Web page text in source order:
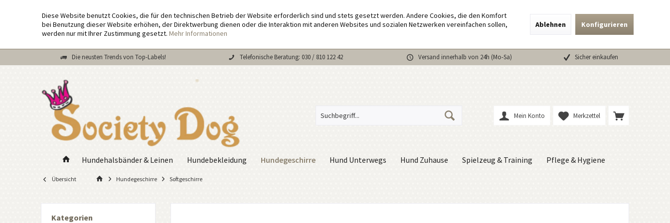
Diese Website benutzt Cookies, die für den technischen Betrieb der Website erforderlich sind und stets gesetzt werden. Andere Cookies, die den Komfort
bei Benutzung dieser Website erhöhen, der Direktwerbung dienen oder die Interaktion mit anderen Websites und sozialen Netzwerken vereinfachen sollen,
werden nur mit Ihrer Zustimmung gesetzt. Mehr Informationen
Ablehnen Konfigurieren
Die neusten Trends von Top-Labels! Telefonische Beratung: 030 / 810 122 42 Versand innerhalb von 24h (Mo-Sa) Sicher einkaufen
Merkzettel
Mein Konto
Hundehalsbänder & Leinen Hundebekleidung Hundegeschirre Hund Unterwegs Hund Zuhause Spielzeug & Training Pflege & Hygiene
Übersicht Hundegeschirre Softgeschirre
Kategorien